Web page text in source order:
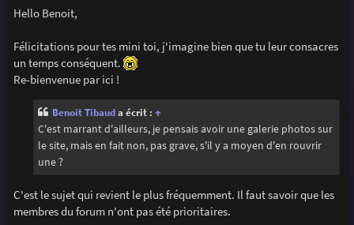
s
s
g
e
Hello Benoit,
Félicitations pour tes mini toi, j'imagine bien que tu leur consacres
un temps conséquent.
Re-bienvenue par ici !
Benoit Tibauda écrit : ↑
C'est marrant d'ailleurs, je pensais avoir une galerie photos sur
le site, mais en fait non, pas grave, s'il y a moyen d'en rouvrir
une ?
C'est le sujet qui revient le plus fréquemment. Il faut savoir que les
membres du forum n'ont pas été prioritaires.